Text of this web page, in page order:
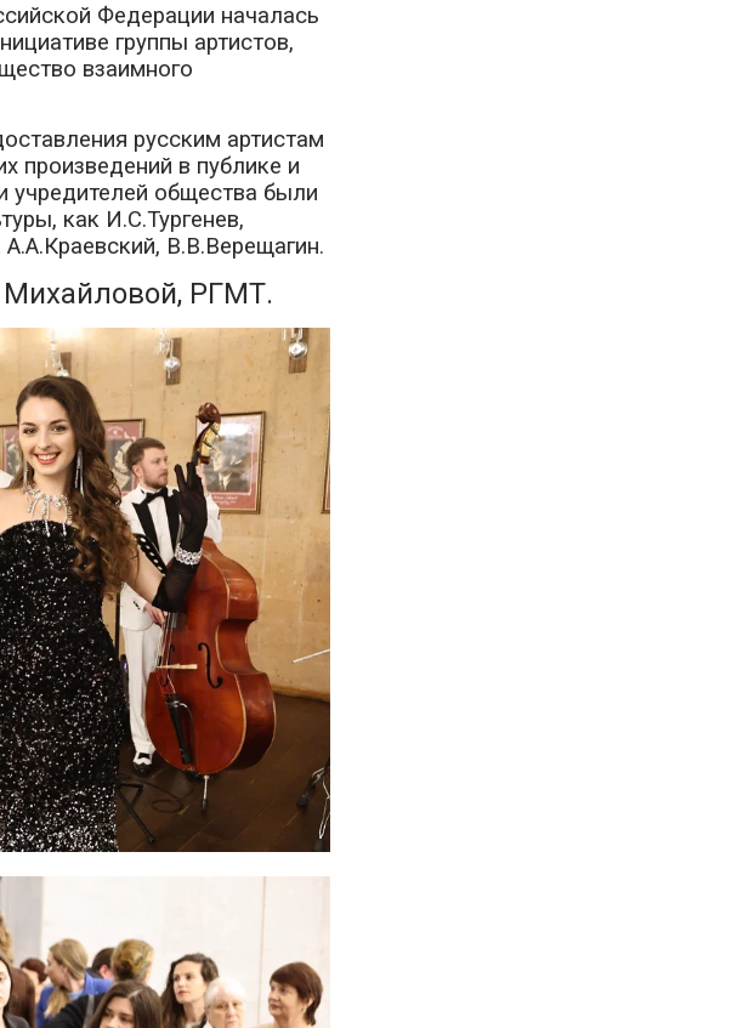
Федерации началась
группы артистов,
взаимного
русским артистам
произведений в публике и
учредителей общества были
как И.С.Тургенев,
В.В.Верещагин.
РГМТ.